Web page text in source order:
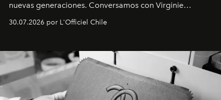
nuevas generaciones. Conversamos con Virginie
Dubray, la responsable de marketing para
Latinoamérica, sobre identidad, cultura y el valor
30.07.2026 por L'Officiel Chile